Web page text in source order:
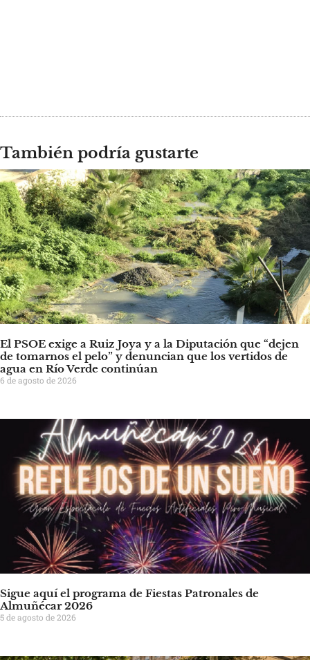
También podría gustarte
El PSOE exige a Ruiz Joya y a la Diputación que “dejen
de tomarnos el pelo” y denuncian que los vertidos de
agua en Río Verde continúan
6 de agosto de 2026
Sigue aquí el programa de Fiestas Patronales de
Almuñécar 2026
5 de agosto de 2026